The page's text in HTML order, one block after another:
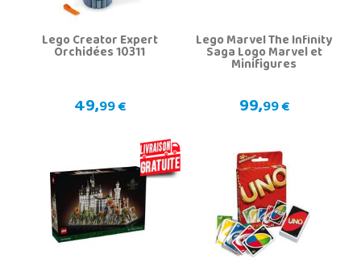
Lego Creator Expert
Orchidées 10311
49,99 €
Lego Marvel The Infinity
Saga Logo Marvel et
Minifigures
99,99 €